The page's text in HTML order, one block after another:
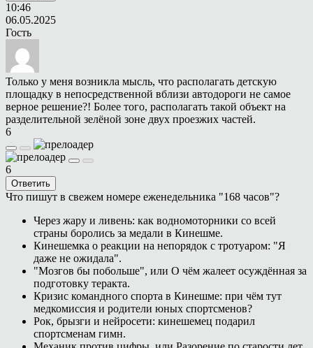
10:46
06.05.2025
Гость
Только у меня возникла мысль, что располагать детскую
площадку в непосредственной вблизи автодороги не самое
верное решение?! Более того, располагать такой объект на
разделительной зелёной зоне двух проезжих частей.
6
6
Ответить
Что пишут в свежем номере еженедельника "168 часов"?
Через жару и ливень: как водномоторники со всей
страны боролись за медали в Кинешме.
Кинешемка о реакции на непорядок с тротуаром: "Я
даже не ожидала".
"Мозгов бы побольше", или О чём жалеет осуждённая за
подготовку теракта.
Кризис командного спорта в Кинешме: при чём тут
медкомиссия и родители юных спортсменов?
Рок, брызги и нейросети: кинешемец подарил
спортсменам гимн.